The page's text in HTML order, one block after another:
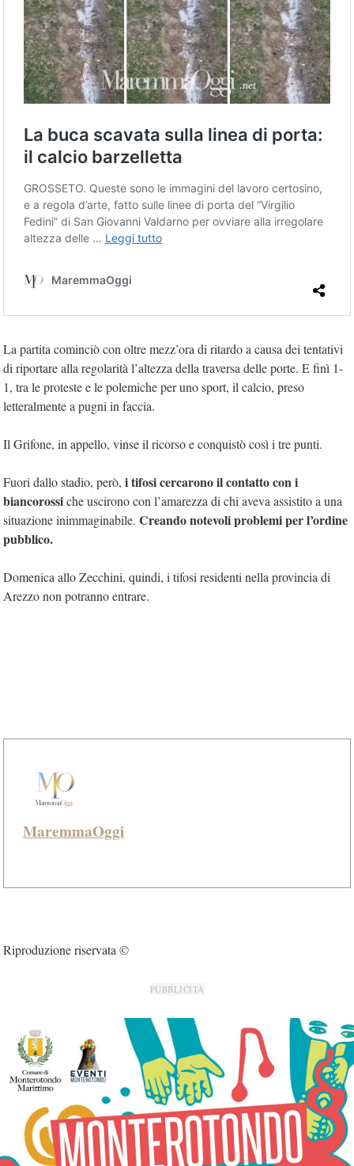
La partita cominciò con oltre mezz’ora di ritardo a causa dei tentativi
di riportare alla regolarità l’altezza della traversa delle porte. E finì 1-
1, tra le proteste e le polemiche per uno sport, il calcio, preso
letteralmente a pugni in faccia.
Il Grifone, in appello, vinse il ricorso e conquistò così i tre punti.
Fuori dallo stadio, però, i tifosi cercarono il contatto con i
biancorossiche uscirono con l’amarezza di chi aveva assistito a una
situazione inimmaginabile. Creando notevoli problemi per l’ordine
pubblico.
Domenica allo Zecchini, quindi, i tifosi residenti nella provincia di
Arezzo non potranno entrare.
MaremmaOggi
Riproduzione riservata ©
PUBBLICITÀ